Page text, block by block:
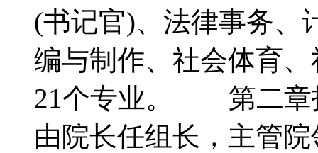
(书记官)、法律事务、
编与制作、社会体育
21个专业。 第二章
由院长任组长，主管